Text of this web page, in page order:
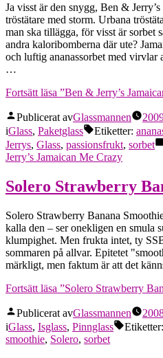
Ja visst är den snygg, Ben &
tröstätare med storm. Urbana
man ska tillägga, för visst är sorbet
andra kaloribomberna där ute?
och luftig ananassorbet med virvlar
…
Fortsätt läsa ”Ben & Jerry’s
Publicerat avGlassmannen
iGlass, Paketglass Etiketter:
Jerrys, Glass, passionsfrukt, sorbet
Jerry’s Jamaican Me Crazy
Solero Strawberry
Solero Strawberry Banana
kalla den – ser onekligen en smula
klumpighet. Men frukta intet, ty
sommaren på allvar. Epitetet
märkligt, men faktum är att det
Fortsätt läsa ”Solero Strawberry
Publicerat avGlassmannen
iGlass, Isglass, Pinnglass Etiketter:
smoothie, Solero, sorbet